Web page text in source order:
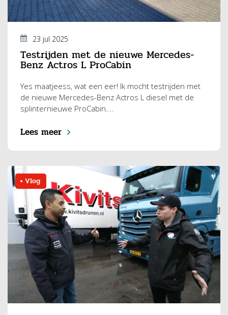
23 jul 2025
Testrijden met de nieuwe Mercedes-
Benz Actros L ProCabin
Yes maatjeess, wat een eer! Ik mocht testrijden met
de nieuwe Mercedes-Benz Actros L diesel met de
splinternieuwe ProCabin....
Lees meer
Vlog